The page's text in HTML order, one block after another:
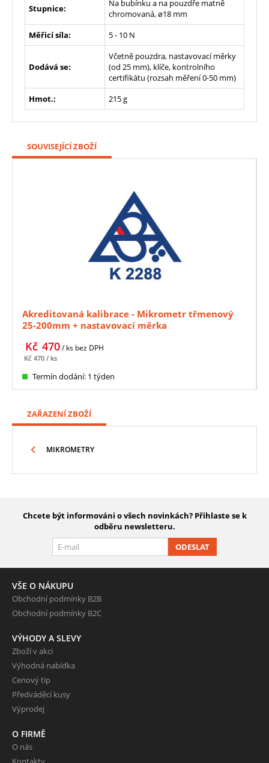
Stupnice:
Na bubínku a na pouzdře matně
chromovaná, ø18 mm
Měřicí síla:
5 - 10 N
Dodává se:
Včetně pouzdra, nastavovací měrky
(od 25 mm), klíče, kontrolního
certifikátu (rozsah měření 0-50 mm)
Hmot.:
215 g
SOUVISEJÍCÍ ZBOŽÍ
Akreditovaná kalibrace - Mikrometr třmenový
25-200mm + nastavovací měrka
470
Kč / ks bez DPH
470
Kč / ks
Termín dodání: 1 týden
ZAŘAZENÍ ZBOŽÍ
MIKROMETRY
Chcete být informováni o všech novinkách? Přihlaste se k
odběru newsletteru.
ODESLAT
VŠE O NÁKUPU
Obchodní podmínky B2B
Obchodní podmínky B2C
VÝHODY A SLEVY
Zboží v akci
Výhodná nabídka
Cenový tip
Předváděcí kusy
Výprodej
O FIRMĚ
O nás